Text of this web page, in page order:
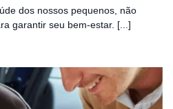
dos nossos pequenos, não
garantir seu bem-estar. [...]